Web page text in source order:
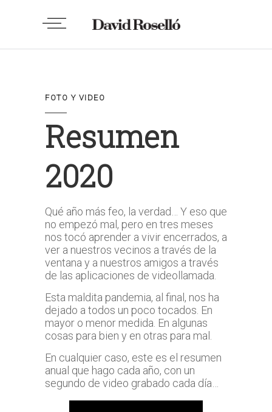
FOTO Y VIDEO
Resumen
2020
Qué año más feo, la verdad… Y eso que
no empezó mal, pero en tres meses
nos tocó aprender a vivir encerrados, a
ver a nuestros vecinos a través de la
ventana y a nuestros amigos a través
de las aplicaciones de videollamada.
Esta maldita pandemia, al final, nos ha
dejado a todos un poco tocados. En
mayor o menor medida. En algunas
cosas para bien y en otras para mal.
En cualquier caso, este es el resumen
anual que hago cada año, con un
segundo de video grabado cada día…